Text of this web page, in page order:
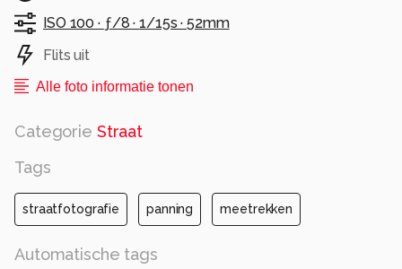
ISO 100 · ƒ/8 ·1/15s ·52mm
Flits uit
Alle foto informatie tonen
Categorie Straat
Tags
straatfotografie panning meetrekken
Automatische tags